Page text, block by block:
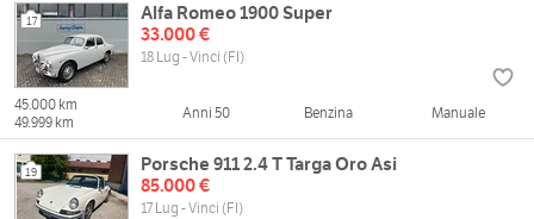
17
Alfa Romeo 1900 Super
33.000 €
18 Lug - Vinci (FI)
45.000 km
49.999 km
Anni 50 Benzina Manuale
19
Porsche 911 2.4 T Targa Oro Asi
85.000 €
17 Lug - Vinci (FI)